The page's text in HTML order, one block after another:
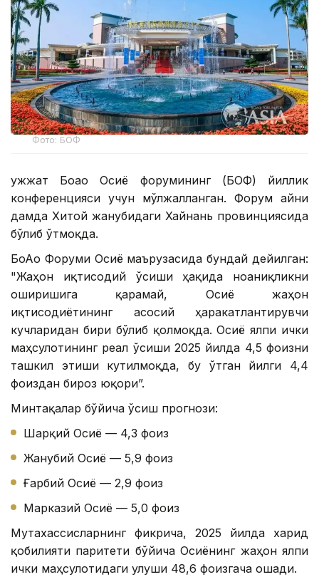
Фото: БОФ
Ҳужжат Боао Осиё форумининг (БОФ) йиллик
конференцияси учун мўлжалланган. Форум айни
дамда Хитой жанубидаги Хайнань провинциясида
бўлиб ўтмоқда.
БоАо Форуми Осиё маърузасида бундай дейилган:
"Жаҳон иқтисодий ўсиши ҳақида ноаниқликни
оширишига қарамай, Осиё жаҳон
иқтисодиётининг асосий ҳаракатлантирувчи
кучларидан бири бўлиб қолмоқда. Осиё ялпи ички
маҳсулотининг реал ўсиши 2025 йилда 4,5 фоизни
ташкил этиши кутилмоқда, бу ўтган йилги 4,4
фоиздан бироз юқори”.
Минтақалар бўйича ўсиш прогнози:
Шарқий Осиё — 4,3 фоиз
Жанубий Осиё — 5,9 фоиз
Ғарбий Осиё — 2,9 фоиз
Марказий Осиё — 5,0 фоиз
Мутахассисларнинг фикрича, 2025 йилда харид
қобилияти паритети бўйича Осиёнинг жаҳон ялпи
ички маҳсулотидаги улуши 48,6 фоизгача ошади.